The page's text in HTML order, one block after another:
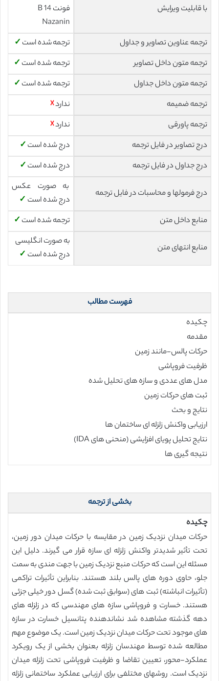
با قابلیت ویرایش
فونت 14 B
Nazanin
ترجمه عناوین تصاویر و جداول
ترجمه شده است ✓
ترجمه متون داخل تصاویر
ترجمه شده است ✓
ترجمه متون داخل جداول
ترجمه شده است ✓
ترجمه ضمیمه
ندارد☓
ترجمه پاورقی
ندارد☓
درج تصاویر در فایل ترجمه
درج شده است ✓
درج جداول در فایل ترجمه
درج شده است ✓
درج فرمولها و محاسبات در فایل ترجمه
به صورت عکس
درج شده است ✓
منابع داخل متن
ترجمه شده است ✓
منابع انتهای متن
به صورت انگلیسی
درج شده است ✓
فهرست مطالب
چکیده
مقدمه
حرکات پالس-مانند زمین
ظرفیت فروپاشی
مدل های عددی و سازه های تحلیل شده
ثبت های حرکات زمین
نتایج و بحث
ارزیابی واکنش زلزله ای ساختمان ها
نتایج تحلیل پویای افزایشی (منحنی های IDA)
نتیجه گیری ها
بخشی از ترجمه
چکیده
حرکات میدان نزدیک زمین در مقایسه با حرکات میدان دور زمین،
تحت تأثیر شدیدتر واکنش زلزله ای سازه قرار می گیرند. دلیل این
مسئله این است که حرکات منبع نزدیک زمین با جهت مندی به سمت
جلو، حاوی دوره های پالس بلند هستند. بنابراین تأثیرات تراکمی
(تأثیرات انباشته) ثبت های (سوابق ثبت شده) گسل دور خیلی جزئی
هستند. خسارت و فروپاشی سازه های مهندسی که در زلزله های
دهه گذشته مشاهده شد نشاندهنده پتانسیل خسارت در سازه
های موجود تحت حرکات میدان نزدیک زمین است. یک موضوع مهم
مطالعه شده توسط مهندسان زلزله بعنوان بخشی از یک رویکرد
عملکرد-محور، تعیین تقاضا و ظرفیت فروپاشی تحت زلزله میدان
نزدیک است. روشهای مختلفی برای ارزیابی عملکرد ساختمانی زلزله